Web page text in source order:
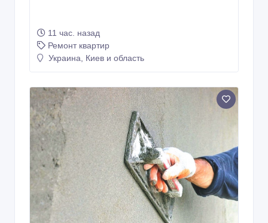
11 час. назад
Ремонт квартир
Украина, Киев и область